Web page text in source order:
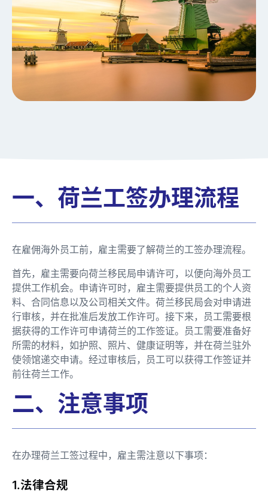
一、荷兰工签办理流程
在雇佣海外员工前，雇主需要了解荷兰的工签办理流程。
首先，雇主需要向荷兰移民局申请许可，以便向海外员工
提供工作机会。申请许可时，雇主需要提供员工的个人资
料、合同信息以及公司相关文件。荷兰移民局会对申请进
行审核，并在批准后发放工作许可。接下来，员工需要根
据获得的工作许可申请荷兰的工作签证。员工需要准备好
所需的材料，如护照、照片、健康证明等，并在荷兰驻外
使领馆递交申请。经过审核后，员工可以获得工作签证并
前往荷兰工作。
二、注意事项
在办理荷兰工签过程中，雇主需注意以下事项：
1.法律合规